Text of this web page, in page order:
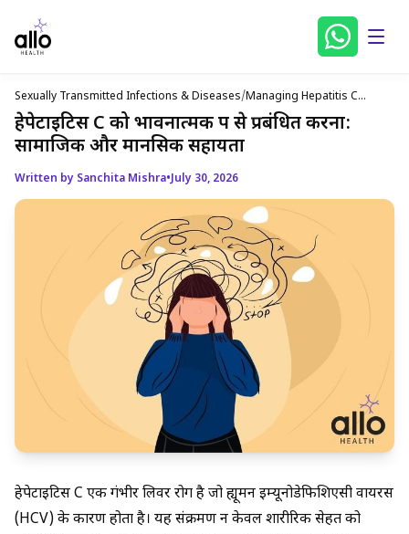
Sexually Transmitted Infections & Diseases/Managing Hepatitis C
Coping And Psychological
Support In Hindi
हेपेटाइटिस C को भावनात्मक रूप से प्रबंधित करना:
सामाजिक और मानसिक सहायता
Written by Sanchita Mishra•July 30, 2026
हेपेटाइटिस C एक गंभीर लिवर रोग है जो ह्यूमन इम्यूनोडेफिशिएंसी वायरस
(HCV) के कारण होता है। यह संक्रमण न केवल शारीरिक सेहत को